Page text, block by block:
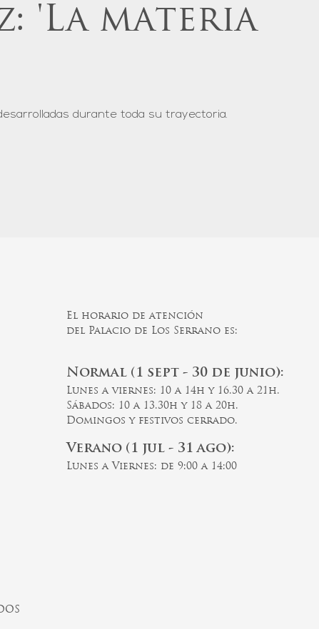
'La materia
durante toda su trayectoria.
El horario de atención
del Palacio de Los Serrano es:
Normal (1 sept - 30 de junio):
Lunes a viernes: 10 a 14h y 16.30 a 21h.
Sábados: 10 a 13.30h y 18 a 20h.
Domingos y festivos cerrado.
Verano (1 jul - 31 ago):
Lunes a Viernes: de 9:00 a 14:00